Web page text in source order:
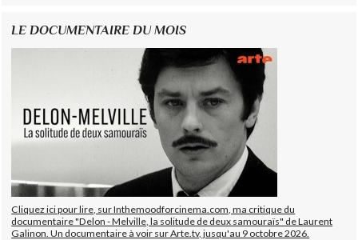
LE DOCUMENTAIRE DU MOIS
Cliquez ici pour lire, sur Inthemoodforcinema.com, ma critique du
documentaire "Delon - Melville, la solitude de deux samouraïs" de Laurent
Galinon. Un documentaire à voir sur Arte.tv, jusqu'au 9 octobre 2026.